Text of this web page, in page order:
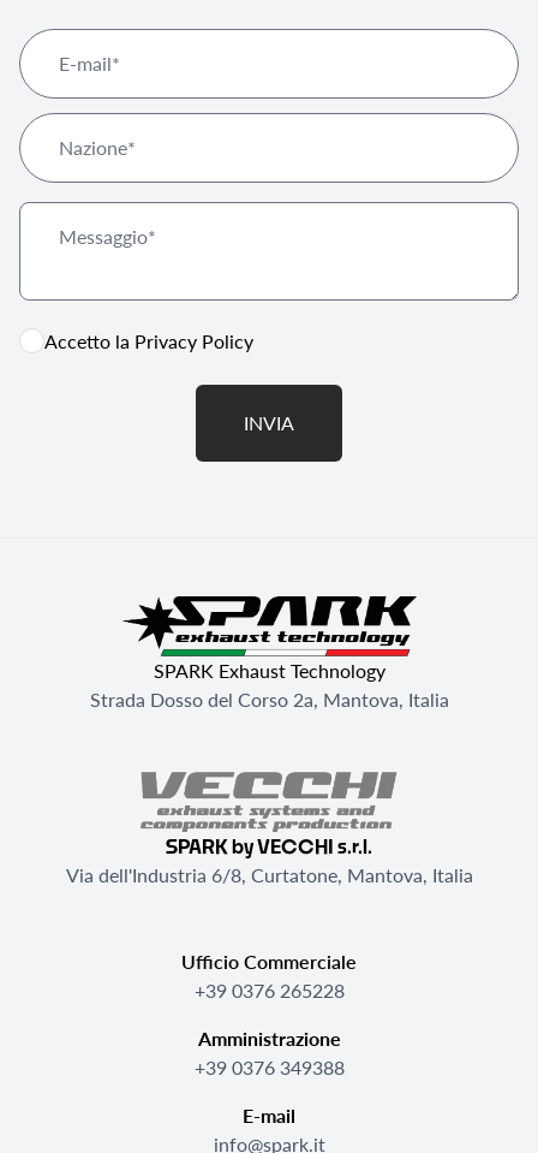
Accetto la Privacy Policy
INVIA
SPARK Exhaust Technology
Strada Dosso del Corso 2a, Mantova, Italia
SPARK by VECCHI s.r.l.
Via dell'Industria 6/8, Curtatone, Mantova, Italia
Ufficio Commerciale
+39 0376 265228
Amministrazione
+39 0376 349388
E-mail
info@spark.it